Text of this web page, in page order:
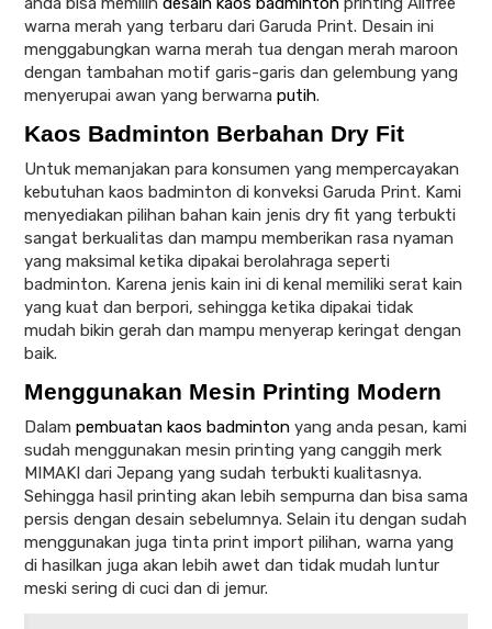
warna merah yang terbaru dari Garuda Print. Desain ini
menggabungkan warna merah tua dengan merah maroon
dengan tambahan motif garis-garis dan gelembung yang
menyerupai awan yang berwarna putih.
Kaos Badminton Berbahan Dry Fit
Untuk memanjakan para konsumen yang mempercayakan
kebutuhan kaos badminton di konveksi Garuda Print. Kami
menyediakan pilihan bahan kain jenis dry fit yang terbukti
sangat berkualitas dan mampu memberikan rasa nyaman
yang maksimal ketika dipakai berolahraga seperti
badminton. Karena jenis kain ini di kenal memiliki serat kain
yang kuat dan berpori, sehingga ketika dipakai tidak
mudah bikin gerah dan mampu menyerap keringat dengan
baik.
Menggunakan Mesin Printing Modern
Dalam pembuatan kaos badminton yang anda pesan, kami
sudah menggunakan mesin printing yang canggih merk
MIMAKI dari Jepang yang sudah terbukti kualitasnya.
Sehingga hasil printing akan lebih sempurna dan bisa sama
persis dengan desain sebelumnya. Selain itu dengan sudah
menggunakan juga tinta print import pilihan, warna yang
di hasilkan juga akan lebih awet dan tidak mudah luntur
meski sering di cuci dan di jemur.